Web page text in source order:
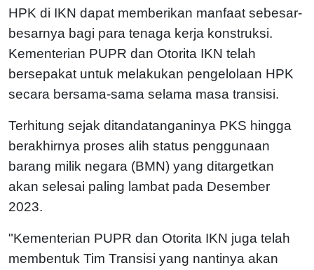
HPK di IKN dapat memberikan manfaat sebesar-
besarnya bagi para tenaga kerja konstruksi.
Kementerian PUPR dan Otorita IKN telah
bersepakat untuk melakukan pengelolaan HPK
secara bersama-sama selama masa transisi.
Terhitung sejak ditandatanganinya PKS hingga
berakhirnya proses alih status penggunaan
barang milik negara (BMN) yang ditargetkan
akan selesai paling lambat pada Desember
2023.
"Kementerian PUPR dan Otorita IKN juga telah
membentuk Tim Transisi yang nantinya akan